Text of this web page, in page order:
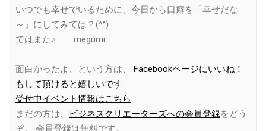
いつでも幸せでいるために、今日から口癖を「幸せだな
～」にしてみては？(^^)
ではまた♪ megumi
面白かったよ、という方は、 Facebookページにいいね！
もして頂けると嬉しいです
受付中イベント情報はこちら
まだの方は、
ビジネスクリエーターズへの会員登録をどう
ぞ。 会員登録は無料です。